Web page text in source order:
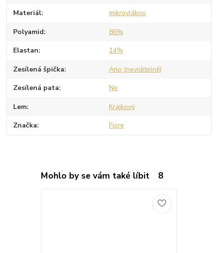
Materiál mikrovlákno
Polyamid 86%
Elastan 14%
Zesílená špička Ano (neviditelně)
Zesílená pata Ne
Lem Krajkový
Značka Fiore
Mohlo by se vám také líbit 8